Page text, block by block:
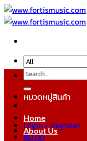
Skip
to
Search
for:
Login / Register
฿0.00
หมวดหมู่สินค้า
Home
About Us